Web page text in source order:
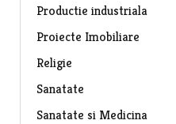
Productie industriala
Proiecte Imobiliare
Religie
Sanatate
Sanatate si Medicina